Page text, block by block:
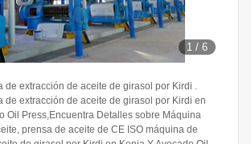
1 /6
de extracción de aceite de girasol por Kirdi .
de extracción de aceite de girasol por Kirdi en
Oil Press,Encuentra Detalles sobre Máquina
prensa de aceite de CE ISO máquina de